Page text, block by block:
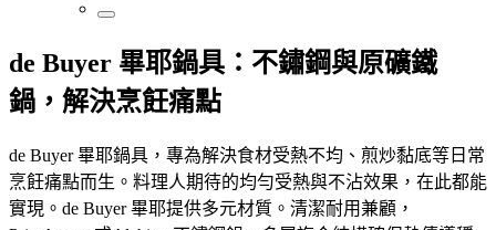
de Buyer 畢耶鍋具：不鏽鋼與原礦鐵
鍋，解決烹飪痛點
de Buyer 畢耶鍋具，專為解決食材受熱不均、煎炒黏底等日常
烹飪痛點而生。料理人期待的均勻受熱與不沾效果，在此都能
實現。de Buyer 畢耶提供多元材質。清潔耐用兼顧，